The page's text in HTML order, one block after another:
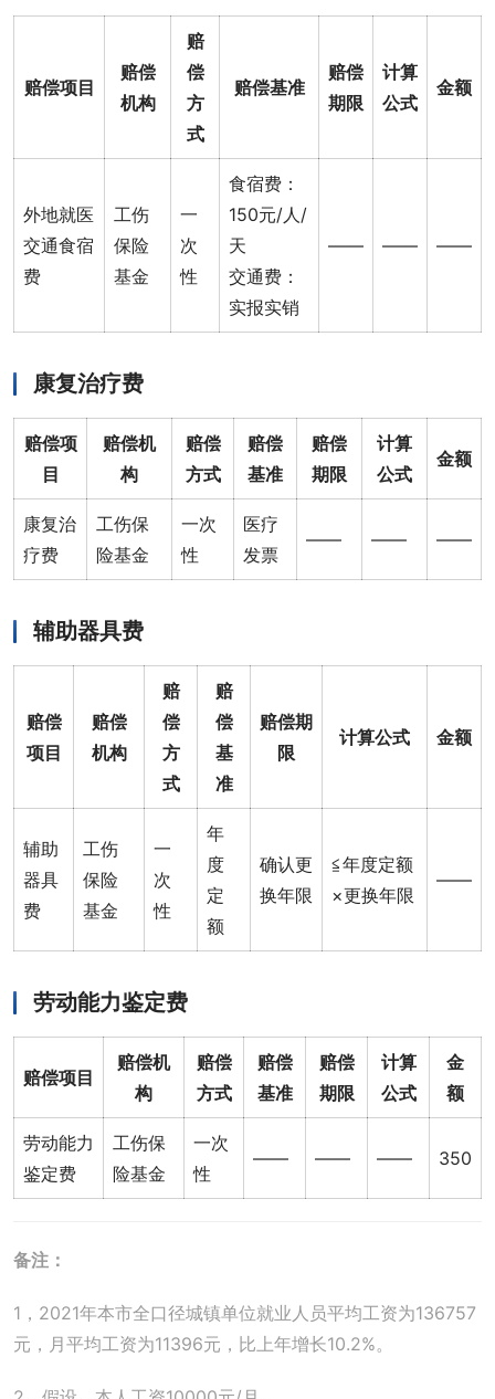
赔偿项目
赔偿
机构
赔
偿
方
式
赔偿基准
赔偿
期限
计算
公式
金额
外地就医
交通食宿
费
工伤
保险
基金
一
次
性
食宿费：
150元/人/
天
交通费：
实报实销
—— —— ——
康复治疗费
赔偿项
目
赔偿机
构
赔偿
方式
赔偿
基准
赔偿
期限
计算
公式
金额
康复治
疗费
工伤保
险基金
一次
性
医疗
发票
—— —— ——
辅助器具费
赔偿
项目
赔偿
机构
赔
偿
方
式
赔
偿
基
准
赔偿期
限
计算公式 金额
辅助
器具
费
工伤
保险
基金
一
次
性
年
度
定
额
确认更
换年限
≦年度定额
×更换年限
——
劳动能力鉴定费
赔偿项目
赔偿机
构
赔偿
方式
赔偿
基准
赔偿
期限
计算
公式
金
额
劳动能力
鉴定费
工伤保
险基金
一次
性
—— —— —— 350
备注：
1，2021年本市全口径城镇单位就业人员平均工资为136757
元，月平均工资为11396元，比上年增长10.2%。